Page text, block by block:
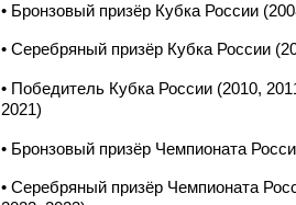
• Бронзовый призёр Кубка России
• Серебряный призёр Кубка России
• Победитель Кубка России (2010,
2021)
• Бронзовый призёр Чемпионата
• Серебряный призёр Чемпионата